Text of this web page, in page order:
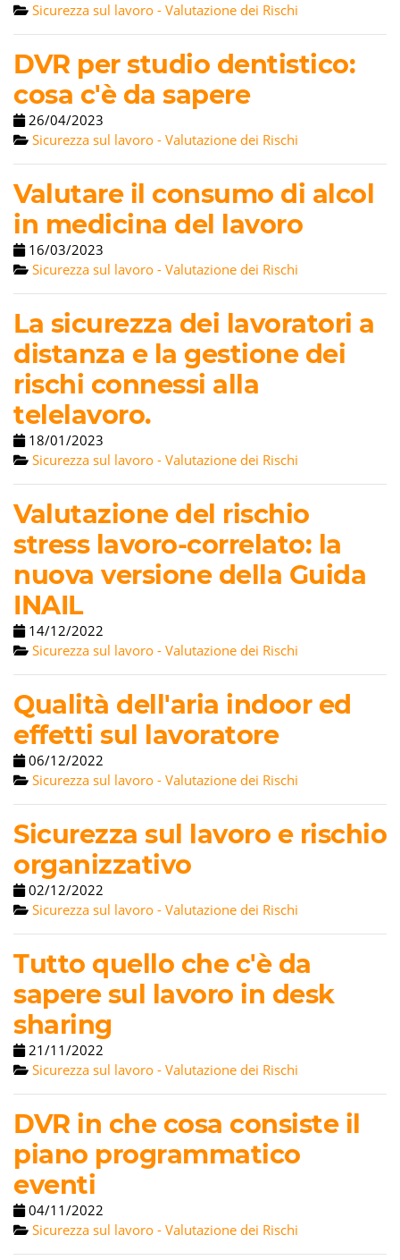
Sicurezza sul lavoro - Valutazione dei Rischi
DVR per studio dentistico:
cosa c'è da sapere
26/04/2023
Sicurezza sul lavoro - Valutazione dei Rischi
Valutare il consumo di alcol
in medicina del lavoro
16/03/2023
Sicurezza sul lavoro - Valutazione dei Rischi
La sicurezza dei lavoratori a
distanza e la gestione dei
rischi connessi alla
telelavoro.
18/01/2023
Sicurezza sul lavoro - Valutazione dei Rischi
Valutazione del rischio
stress lavoro-correlato: la
nuova versione della Guida
INAIL
14/12/2022
Sicurezza sul lavoro - Valutazione dei Rischi
Qualità dell'aria indoor ed
effetti sul lavoratore
06/12/2022
Sicurezza sul lavoro - Valutazione dei Rischi
Sicurezza sul lavoro e rischio
organizzativo
02/12/2022
Sicurezza sul lavoro - Valutazione dei Rischi
Tutto quello che c'è da
sapere sul lavoro in desk
sharing
21/11/2022
Sicurezza sul lavoro - Valutazione dei Rischi
DVR in che cosa consiste il
piano programmatico
eventi
04/11/2022
Sicurezza sul lavoro - Valutazione dei Rischi